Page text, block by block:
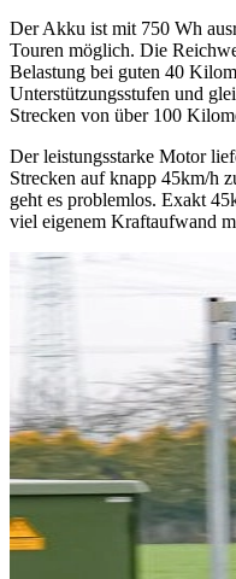
Der Akku ist mit 750 Wh
Touren möglich. Die
Belastung bei guten 40
Unterstützungsstufen und
Strecken von über 100
Der leistungsstarke Motor
Strecken auf knapp 45km/h
geht es problemlos. Exakt
viel eigenem Kraftaufwand